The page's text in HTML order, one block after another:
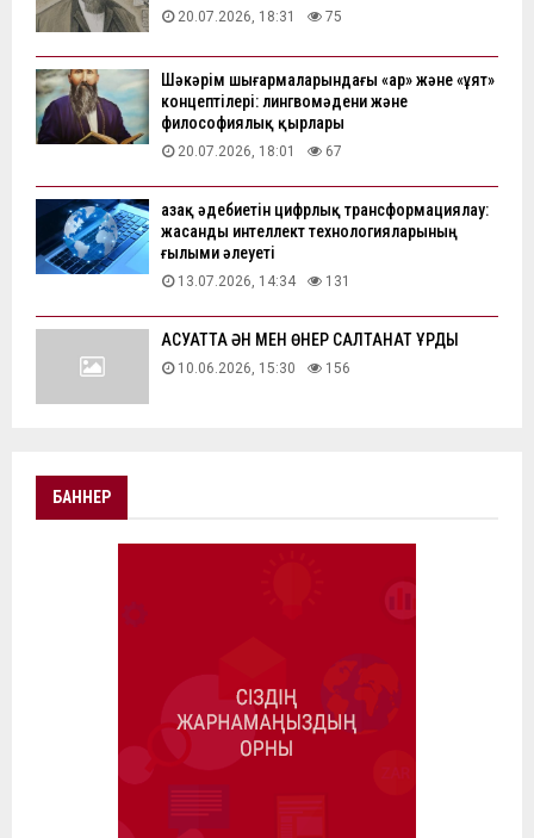
20.07.2026, 18:31 75
Шәкәрім шығармаларындағы «ар» және «ұят»
концептілері: лингвомәдени және
философиялық қырлары
20.07.2026, 18:01 67
Қазақ әдебиетін цифрлық трансформациялау:
жасанды интеллект технологияларының
ғылыми әлеуеті
13.07.2026, 14:34 131
АҚСУАТТА ӘН МЕН ӨНЕР САЛТАНАТ ҚҰРДЫ
10.06.2026, 15:30 156
БАННЕР